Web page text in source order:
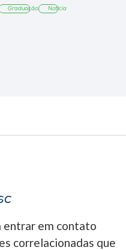
Graduação Notícia
entrar em contato
correlacionadas que